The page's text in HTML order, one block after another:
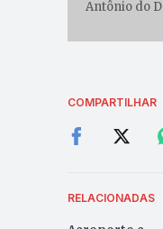
Antônio do
COMPARTILHAR
RELACIONADAS